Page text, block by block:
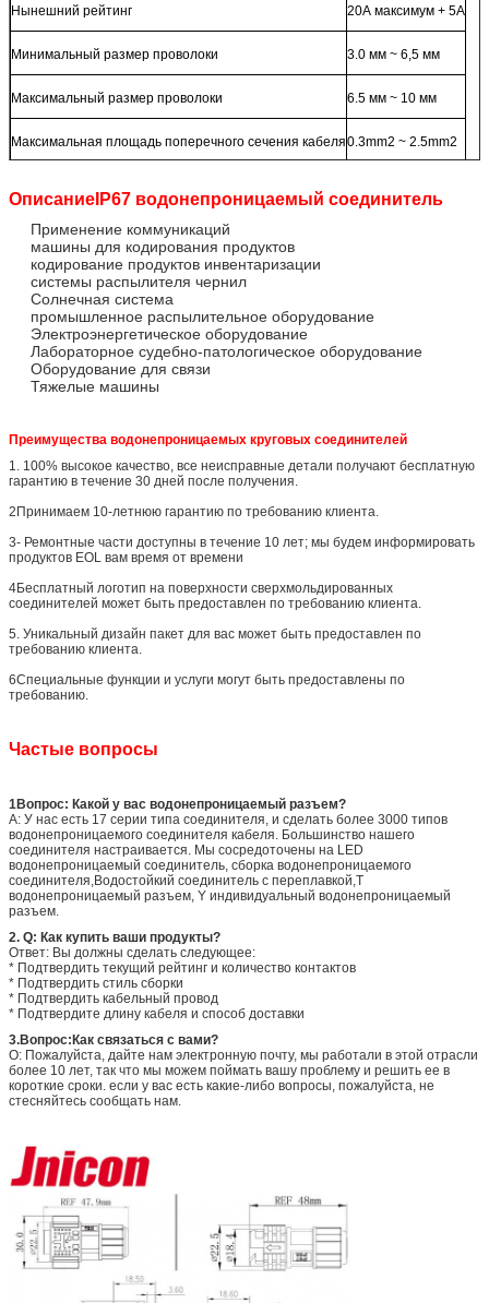
Нынешний рейтинг 20А максимум + 5А
Минимальный размер проволоки 3.0 мм ~ 6,5 мм
Максимальный размер проволоки 6.5 мм ~ 10 мм
Максимальная площадь поперечного сечения кабеля0.3mm2 ~ 2.5mm2
Описание IP67 водонепроницаемый соединитель
Применение коммуникаций
машины для кодирования продуктов
кодирование продуктов инвентаризации
системы распылителя чернил
Солнечная система
промышленное распылительное оборудование
Электроэнергетическое оборудование
Лабораторное судебно-патологическое оборудование
Оборудование для связи
Тяжелые машины
Преимущества водонепроницаемых круговых соединителей
1. 100% высокое качество, все неисправные детали получают бесплатную
гарантию в течение 30 дней после получения.
2Принимаем 10-летнюю гарантию по требованию клиента.
3- Ремонтные части доступны в течение 10 лет; мы будем информировать
продуктов EOL вам время от времени
4Бесплатный логотип на поверхности сверхмольдированных
соединителей может быть предоставлен по требованию клиента.
5. Уникальный дизайн пакет для вас может быть предоставлен по
требованию клиента.
6Специальные функции и услуги могут быть предоставлены по
требованию.
Частые вопросы
1Вопрос: Какой у вас водонепроницаемый разъем?
A: У нас есть 17 серии типа соединителя, и сделать более 3000 типов
водонепроницаемого соединителя кабеля. Большинство нашего
соединителя настраивается. Мы сосредоточены на LED
водонепроницаемый соединитель, сборка водонепроницаемого
соединителя,Водостойкий соединитель с переплавкой,T
водонепроницаемый разъем, Y индивидуальный водонепроницаемый
разъем.
2. Q: Как купить ваши продукты?
Ответ: Вы должны сделать следующее:
* Подтвердить текущий рейтинг и количество контактов
* Подтвердить стиль сборки
* Подтвердить кабельный провод
* Подтвердите длину кабеля и способ доставки
3.Вопрос:Как связаться с вами?
О: Пожалуйста, дайте нам электронную почту, мы работали в этой отрасли
более 10 лет, так что мы можем поймать вашу проблему и решить ее в
короткие сроки. если у вас есть какие-либо вопросы, пожалуйста, не
стесняйтесь сообщать нам.